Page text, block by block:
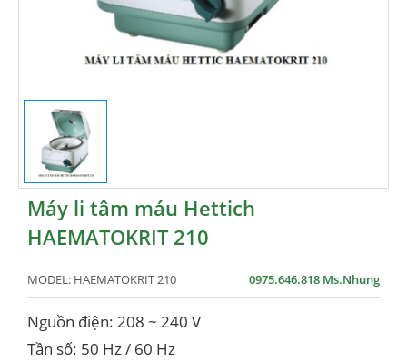
Máy li tâm máu Hettich
HAEMATOKRIT 210
MODEL: HAEMATOKRIT 210 0975.646.818 Ms.Nhung
Nguồn điện: 208 ~ 240 V
Tần số: 50 Hz / 60 Hz